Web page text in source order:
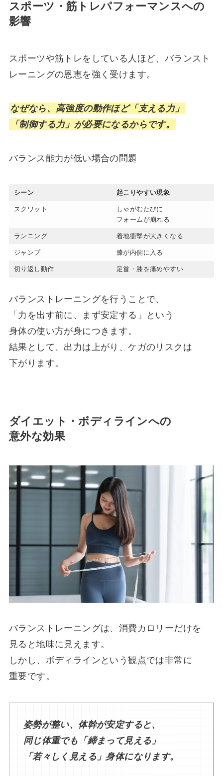
スポーツ・筋トレパフォーマンスへの
影響
スポーツや筋トレをしている人ほど、バランスト
レーニングの恩恵を強く受けます。
なぜなら、高強度の動作ほど「支える力」
「制御する力」が必要になるからです。
バランス能力が低い場合の問題
シーン 起こりやすい現象
スクワット
しゃがむたびに
フォームが崩れる
ランニング 着地衝撃が大きくなる
ジャンプ 膝が内側に入る
切り返し動作 足首・膝を痛めやすい
バランストレーニングを行うことで、
「力を出す前に、まず安定する」という
身体の使い方が身につきます。
結果として、出力は上がり、ケガのリスクは
下がります。
ダイエット・ボディラインへの
意外な効果
バランストレーニングは、消費カロリーだけを
見ると地味に見えます。
しかし、ボディラインという観点では非常に
重要です。
姿勢が整い、体幹が安定すると、
同じ体重でも「締まって見える」
「若々しく見える」身体になります。